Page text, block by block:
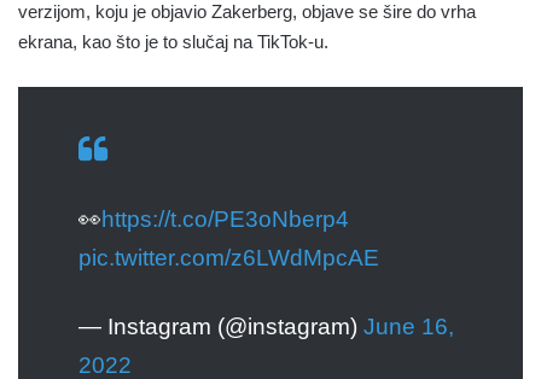
verzijom, koju je objavio Zakerberg, objave se šire do vrha
ekrana, kao što je to slučaj na TikTok-u.
👀https://t.co/PE3oNberp4
pic.twitter.com/z6LWdMpcAE
— Instagram (@instagram) June 16,
2022